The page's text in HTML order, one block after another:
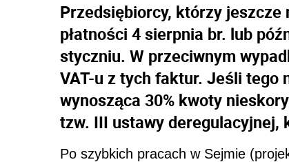
Przedsiębiorcy, którzy
płatności 4 sierpnia br. lub
styczniu. W przeciwnym
VAT-u z tych faktur. Jeśli tego
wynosząca 30% kwoty
tzw. III ustawy deregulacyjnej,
Po szybkich pracach w Sejmie